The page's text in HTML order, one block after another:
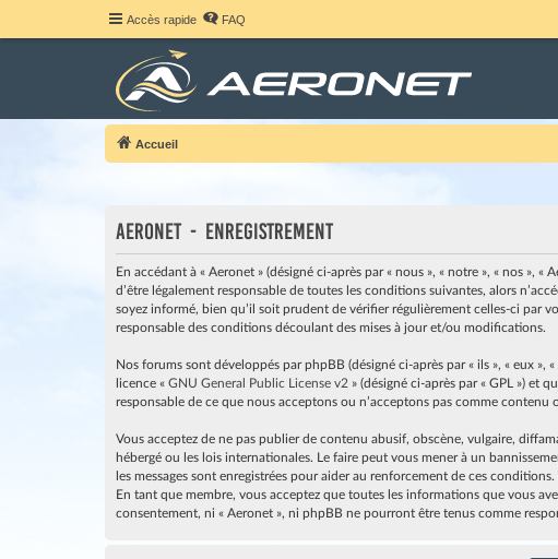
Accès rapide FAQ
Accueil
Aeronet - Enregistrement
En accédant à « Aeronet » (désigné ci-après par « nous », « notre », « nos »,
d’être légalement responsable de toutes les conditions suivantes, alors
soyez informé, bien qu’il soit prudent de vérifier régulièrement celles-ci par
responsable des conditions découlant des mises à jour et/ou modifications.
Nos forums sont développés par phpBB (désigné ci-après par « ils », « eux
licence « GNU General Public License v2 » (désigné ci-après par « GPL ») et
responsable de ce que nous acceptons ou n’acceptons pas comme
Vous acceptez de ne pas publier de contenu abusif, obscène, vulgaire,
hébergé ou les lois internationales. Le faire peut vous mener à un
les messages sont enregistrées pour aider au renforcement de ces
En tant que membre, vous acceptez que toutes les informations que vous
consentement, ni « Aeronet », ni phpBB ne pourront être tenus comme